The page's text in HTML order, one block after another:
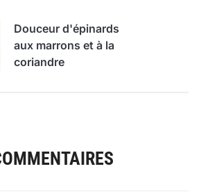
Douceur d'épinards
aux marrons et à la
coriandre